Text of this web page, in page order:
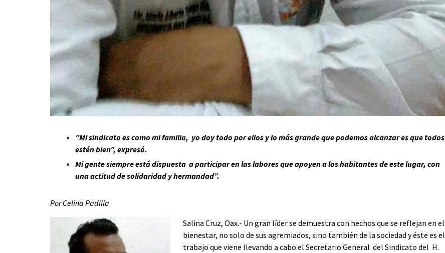
”Mi sindicato es como mi familia, yo doy todo por ellos y lo más grande que podemos alcanzar es que todos
estén bien”, expresó.
Mi gente siempre está dispuesta a participar en las labores que apoyen a los habitantes de este lugar, con
una actitud de solidaridad y hermandad”.
Por Celina Padilla
Salina Cruz, Oax.- Un gran líder se demuestra con hechos que se reflejan en el
bienestar, no solo de sus agremiados, sino también de la sociedad y éste es el
trabajo que viene llevando a cabo el Secretario General del Sindicato del H.